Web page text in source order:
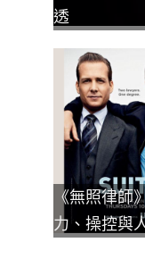
透
《無照律師
力、操控與